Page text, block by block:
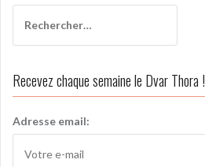
t
r
a
t
v
Recevez chaque semaine le Dvar Thora !
Adresse email: